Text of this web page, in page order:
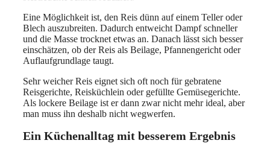
Eine Möglichkeit ist, den Reis dünn auf einem Teller oder
Blech auszubreiten. Dadurch entweicht Dampf schneller
und die Masse trocknet etwas an. Danach lässt sich besser
einschätzen, ob der Reis als Beilage, Pfannengericht oder
Auflaufgrundlage taugt.
Sehr weicher Reis eignet sich oft noch für gebratene
Reisgerichte, Reisküchlein oder gefüllte Gemüsegerichte.
Als lockere Beilage ist er dann zwar nicht mehr ideal, aber
man muss ihn deshalb nicht wegwerfen.
Ein Küchenalltag mit besserem Ergebnis